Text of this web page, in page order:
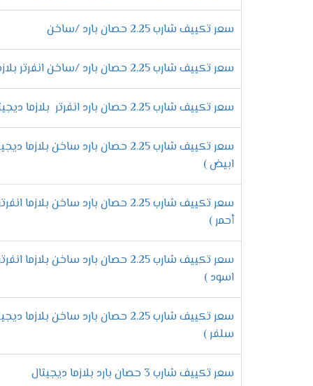
فلاتر تنظيف الهواء
يحتوى مكيف العربى على أقوى فلاتر
يوجد به اى أتربة يكون جميل وممتع لجميع
مبادلات حرارية عالية الكفاءة
تحصل المبادلات الحرارية فى تكييف شارب
ميقات إيقاف /تشغيل
وقت محدد ليتوقف ولكن فى تلك الحالة لابد من
مميزات خاصية القفل ضد عبث
الريموت ويتم تشغيلها ويتم غلق جميع
توفير مؤشر لتنظيف الفلاتر
يتواجد فى تكييف شارب فلاتر لتنقية
سعر تكييف شارب 2.25 حصان بارد /ساخن
سعر تكييف شارب 2,25 حصان بارد /ساخن انفرتر بلازما ديجيتال
سعر تكييف شارب 2.25 حصان بارد انفرتر بلازما ديجيتال
سعر تكييف شارب 2.25 حصان بارد ساخن
ابيض )
سعر تكييف شارب 2.25 حصان بارد ساخن
أحمر )
سعر تكييف شارب 2.25 حصان بارد ساخن
اسود )
سعر تكييف شارب 2.25 حصان بارد ساخن
سلفر )
سعر تكييف شارب 3 حصان بارد بلازما ديجيتال